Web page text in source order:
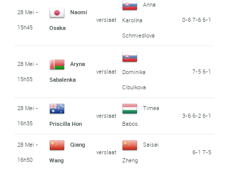
28 Mei -
15h45
Naomi
Osaka
verslaat
Anna
Karolína
Schmiedlová
0-6 7-6 6-1
28 Mei -
15h55
Aryna
Sabalenka
verslaat
Dominika
Cibulkova
7-5 6-1
28 Mei -
16h35
Priscilla Hon
verslaat
Timea
Babos
3-6 6-2 6-1
28 Mei -
16h50
Qiang
Wang
verslaat
Saisai
Zheng
6-1 7-5